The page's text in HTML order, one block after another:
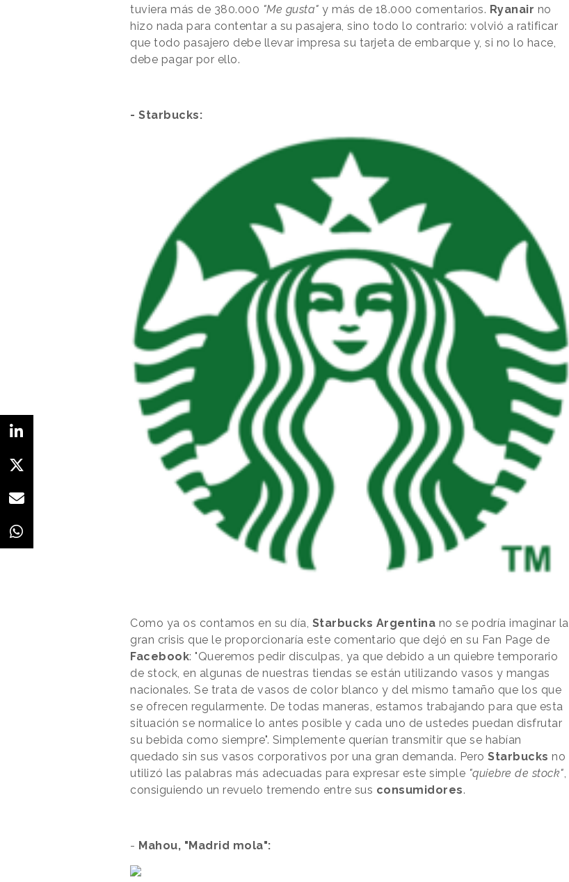
tuviera más de 380.000 "Me gusta" y más de 18.000 comentarios. Ryanair no
hizo nada para contentar a su pasajera, sino todo lo contrario: volvió a ratificar
que todo pasajero debe llevar impresa su tarjeta de embarque y, si no lo hace,
debe pagar por ello.
- Starbucks:
Como ya os contamos en su día, Starbucks Argentina no se podría imaginar la
gran crisis que le proporcionaría este comentario que dejó en su Fan Page de
Facebook: "Queremos pedir disculpas, ya que debido a un quiebre temporario
de stock, en algunas de nuestras tiendas se están utilizando vasos y mangas
nacionales. Se trata de vasos de color blanco y del mismo tamaño que los que
se ofrecen regularmente. De todas maneras, estamos trabajando para que esta
situación se normalice lo antes posible y cada uno de ustedes puedan disfrutar
su bebida como siempre". Simplemente querían transmitir que se habían
quedado sin sus vasos corporativos por una gran demanda. Pero Starbucks no
utilizó las palabras más adecuadas para expresar este simple "quiebre de stock",
consiguiendo un revuelo tremendo entre sus consumidores.
- Mahou, "Madrid mola":